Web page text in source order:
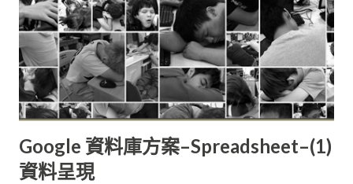
Google 資料庫方案–Spreadsheet–(1)
資料呈現